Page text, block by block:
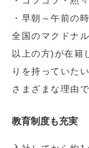
・早朝～午前の
全国のマクドナ
以上の方)が在籍
りを持っていた
さまざまな理由
教育制度も充実